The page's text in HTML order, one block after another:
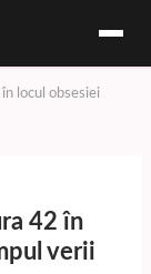
locul obsesiei
42 în
verii